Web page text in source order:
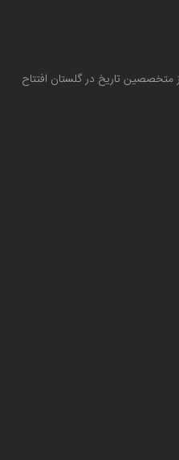
تاریخ در گلستان افتتاح